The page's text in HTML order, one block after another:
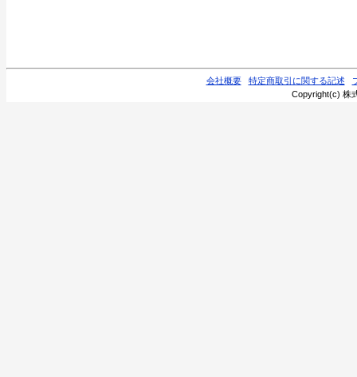
会社概要 特定商取引に関する記述
Copyright(c) 株